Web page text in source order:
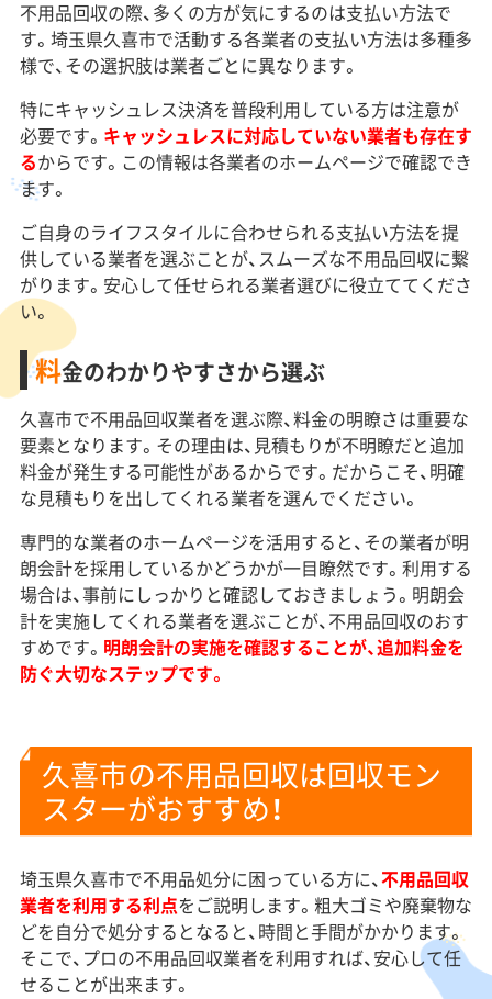
不用品回収の際、多くの方が気にするのは支払い方法で
す。埼玉県久喜市で活動する各業者の支払い方法は多種多
様で、その選択肢は業者ごとに異なります。
特にキャッシュレス決済を普段利用している方は注意が
必要です。 キャッシュレスに対応していない業者も存在す
るからです。この情報は各業者のホームページで確認でき
ます。
ご自身のライフスタイルに合わせられる支払い方法を提
供している業者を選ぶことが、スムーズな不用品回収に繋
がります。安心して任せられる業者選びに役立ててくださ
い。
料金のわかりやすさから選ぶ
久喜市で不用品回収業者を選ぶ際、料金の明瞭さは重要な
要素となります。その理由は、見積もりが不明瞭だと追加
料金が発生する可能性があるからです。だからこそ、明確
な見積もりを出してくれる業者を選んでください。
専門的な業者のホームページを活用すると、その業者が明
朗会計を採用しているかどうかが一目瞭然です。利用する
場合は、事前にしっかりと確認しておきましょう。明朗会
計を実施してくれる業者を選ぶことが、不用品回収のおす
すめです。 明朗会計の実施を確認することが、追加料金を
防ぐ大切なステップです。
久喜市の不用品回収は回収モン
スターがおすすめ！
埼玉県久喜市で不用品処分に困っている方に、不用品回収
業者を利用する利点をご説明します。 粗大ゴミや廃棄物な
どを自分で処分するとなると、時間と手間がかかります。
そこで、プロの不用品回収業者を利用すれば、安心して任
せることが出来ます。